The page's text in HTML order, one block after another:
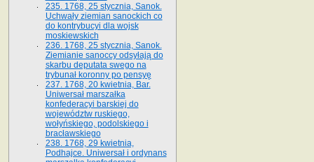
235. 1768, 25 stycznia, Sanok.
Uchwały ziemian sanockich co
do kontrybucyi dla wojsk
moskiewskich
236. 1768, 25 stycznia, Sanok.
Ziemianie sanoccy odsyłają do
skarbu deputata swego na
trybunał koronny po pensyę
237. 1768, 20 kwietnia, Bar.
Uniwersał marszałka
konfederacyi barskiej do
województw ruskiego,
wołyńskiego, podolskiego i
bracławskiego
238. 1768, 29 kwietnia,
Podhajce. Uniwersał i ordynans